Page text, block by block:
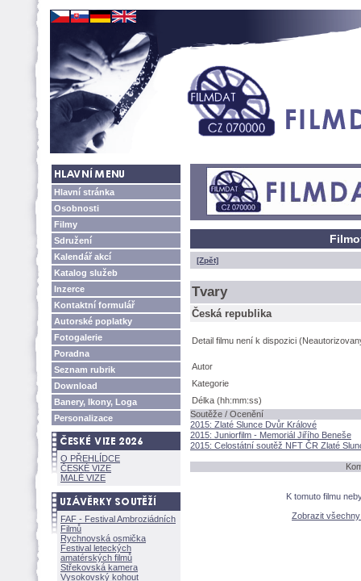
Hlavní stránka
Osobnosti
Filmy
Sdružení
Kalendář akcí
Katalog služeb
Inzerce
Kontaktní formulář
Autorské poplatky
Fotogalerie
Poradna
Seznam rubrik
Download
Banery, Ikony, Loga
Personalizace
O PŘEHLÍDCE
ČESKÉ VIZE
MALÉ VIZE
FAF - Festival Ambroziádních
Filmů
Rychnovská osmička
Festival leteckých
amatérských filmů
Střekovská kamera
Vysokovský kohout
[Zpět]
Tvary
Česká republika
Detail filmu není k dispozici
Autor
Kategorie
Délka (hh:mm:ss)
Soutěže / Ocenění
2015: Zlaté Slunce Dvůr Králové
2015: Juniorfilm - Memoriál Jiřího Beneše
2015: Celostátní soutěž NFT ČR Zlaté
K tomuto filmu
Zobrazit